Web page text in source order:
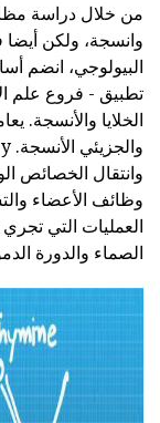
من خلال دراسة
وانسجة، ولكن
البيولوجي، انضم
تطبيق - فروع علم
الخلايا والأنسجة.
وانتقال الخصائص
وظائف الأعضاء
العمليات التي
الصماء والدورة